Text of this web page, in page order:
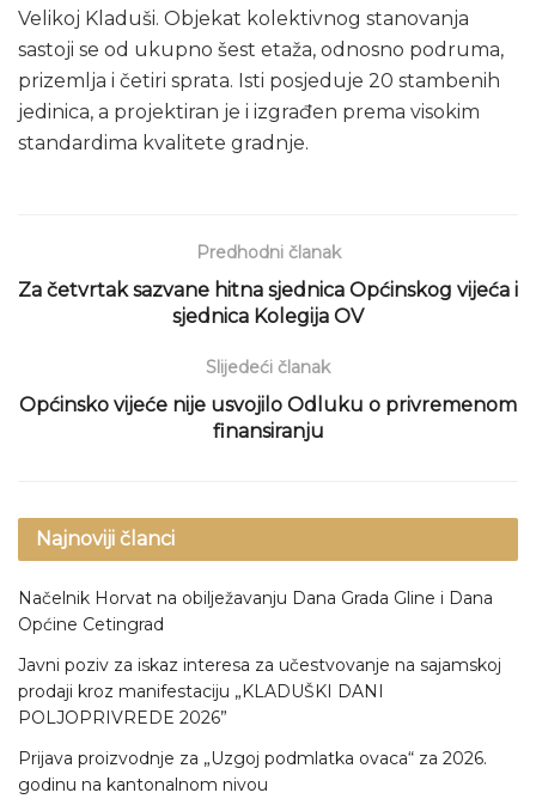
Velikoj Kladuši. Objekat kolektivnog stanovanja
sastoji se od ukupno šest etaža, odnosno podruma,
prizemlja i četiri sprata. Isti posjeduje 20 stambenih
jedinica, a projektiran je i izgrađen prema visokim
standardima kvalitete gradnje.
Predhodni članak
Za četvrtak sazvane hitna sjednica Općinskog vijeća i
sjednica Kolegija OV
Slijedeći članak
Općinsko vijeće nije usvojilo Odluku o privremenom
finansiranju
Najnoviji članci
Načelnik Horvat na obilježavanju Dana Grada Gline i Dana
Općine Cetingrad
Javni poziv za iskaz interesa za učestvovanje na sajamskoj
prodaji kroz manifestaciju „KLADUŠKI DANI
POLJOPRIVREDE 2026”
Prijava proizvodnje za „Uzgoj podmlatka ovaca“ za 2026.
godinu na kantonalnom nivou